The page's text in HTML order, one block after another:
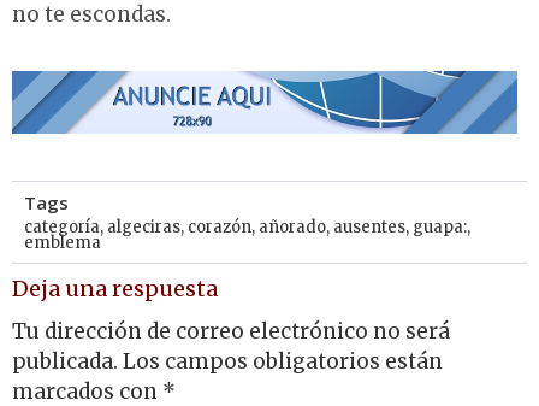
no te escondas.
Tags
categoría, algeciras, corazón, añorado, ausentes, guapa:,
emblema
Deja una respuesta
Tu dirección de correo electrónico no será
publicada. Los campos obligatorios están
marcados con *